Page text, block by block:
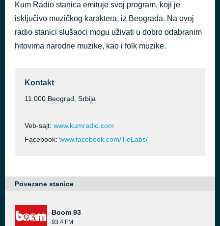
Kum Radio stanica emituje svoj program, koji je
isključivo muzičkog karaktera, iz Beograda. Na ovoj
radio stanici slušaoci mogu uživati u dobro odabranim
hitovima narodne muzike, kao i folk muzike.
Kontakt
11 000 Beograd, Srbija
Veb-sajt: www.kumradio.com
Facebook: www.facebook.com/TieLabs/
Povezane stanice
Boom 93
93.4 FM